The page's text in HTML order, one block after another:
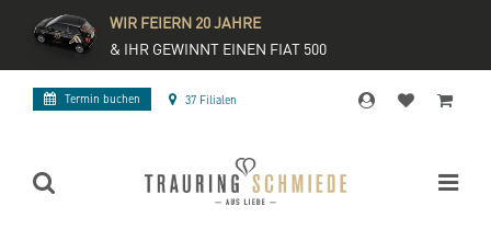
WIR FEIERN 20 JAHRE
& IHR GEWINNT EINEN FIAT 500
Termin buchen 37 Filialen